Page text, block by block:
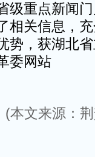
级重点新闻
相关信息，
势，获湖北
委网站
(本文来源：